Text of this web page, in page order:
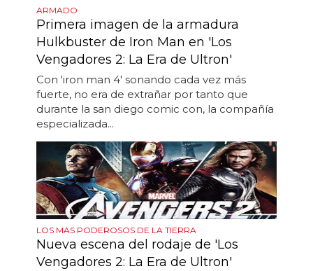
ARMADO
Primera imagen de la armadura
Hulkbuster de Iron Man en 'Los
Vengadores 2: La Era de Ultron'
Con 'iron man 4' sonando cada vez más
fuerte, no era de extrañar por tanto que
durante la san diego comic con, la compañía
especializada...
LOS MAS PODEROSOS DE LA TIERRA
Nueva escena del rodaje de 'Los
Vengadores 2: La Era de Ultron'